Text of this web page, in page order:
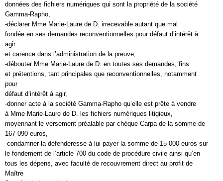
données des fichiers numériques qui sont la propriété de la société
Gamma-Rapho,
-déclarer Mme Marie-Laure de D. irrecevable autant que mal
fondée en ses demandes reconventionnelles pour défaut d’intérêt à
agir
et carence dans l’administration de la preuve,
-débouter Mme Marie-Laure de D. en toutes ses demandes, fins
et prétentions, tant principales que reconventionnelles, notamment
pour
défaut d’intérêt à agir,
-donner acte à la société Gamma-Rapho qu’elle est prête à vendre
à Mme Marie-Laure de D. les fichiers numériques litigieux,
moyennant le versement préalable par chèque Carpa de la somme de
167 090 euros,
-condamner la défenderesse à lui payer la somme de 15 000 euros sur
le fondement de l’article 700 du code de procédure civile ainsi qu’en
tous les dépens, avec faculté de recouvrement direct au profit de
Maître